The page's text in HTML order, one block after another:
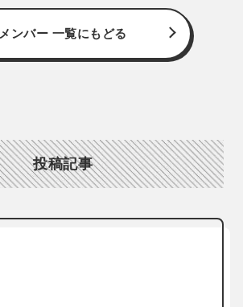
メンバー 一覧にもどる
投稿記事